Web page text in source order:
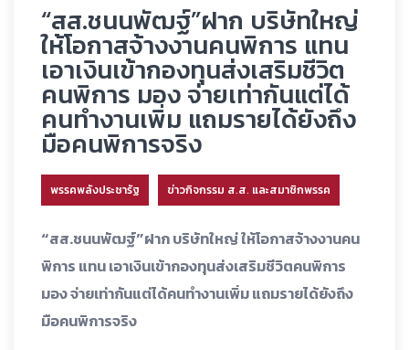
“สส.ชนนพัฒฐ์”ฝาก บริษัทใหญ่
ให้โอกาสจ้างงานคนพิการ แทน
เอาเงินเข้ากองทุนส่งเสริมชีวิต
คนพิการ มอง จ่ายเท่ากันแต่ได้
คนทำงานเพิ่ม แถมรายได้ยังถึง
มือคนพิการจริง
พรรคพลังประชารัฐ ข่าวกิจกรรม ส.ส. และสมาชิกพรรค
“สส.ชนนพัฒฐ์”ฝาก บริษัทใหญ่ ให้โอกาสจ้างงานคน
พิการ แทน เอาเงินเข้ากองทุนส่งเสริมชีวิตคนพิการ
มอง จ่ายเท่ากันแต่ได้คนทำงานเพิ่ม แถมรายได้ยังถึง
มือคนพิการจริง